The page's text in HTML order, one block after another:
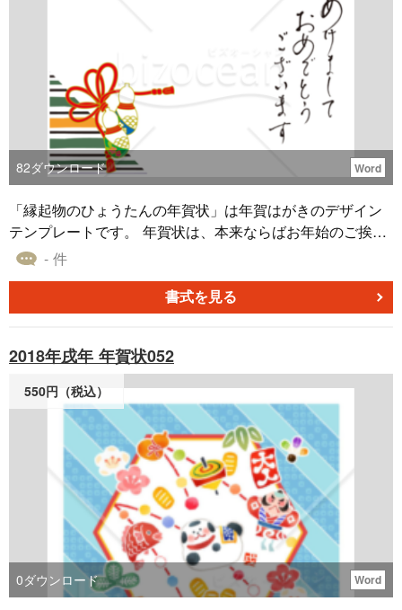
82ダウンロード Word
「縁起物のひょうたんの年賀状」は年賀はがきのデザイン
テンプレートです。 年賀状は、本来ならばお年始のご挨拶
に伺うべきところを、失礼ながら書面で済ませるための挨
方の幸福を祈る言葉、今年もよろしくという意味の言葉な
どを続け、近況などを書き添えましょう。Word（ワード）
ォントを利用することができます。無料ダウンロードして
ご利用ください。
- 件
書式を見る
2018年戌年 年賀状052
550円（税込）
0ダウンロード Word